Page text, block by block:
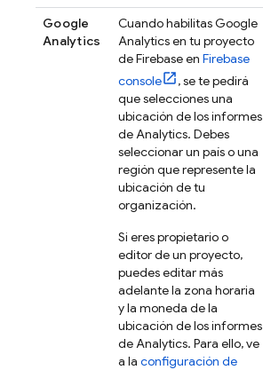
Google
Analytics
Cuando habilitasGoogle
Analyticsen tu proyecto
de Firebase en Firebase
console
, se te pedirá
que selecciones una
ubicación de los informes
de Analytics. Debes
seleccionar un país o una
región que represente la
ubicación de tu
organización.
Si eres propietario o
editor de un proyecto,
puedes editar más
adelante la zona horaria
y la moneda de la
ubicación de los informes
de Analytics. Para ello, ve
a la configuración de